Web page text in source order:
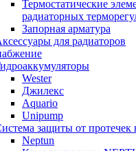
Термостатические
радиаторных
Запорная арматура
для радиаторов
Wester
Джилекс
Aquario
Unipump
защиты от протечек
Neptun